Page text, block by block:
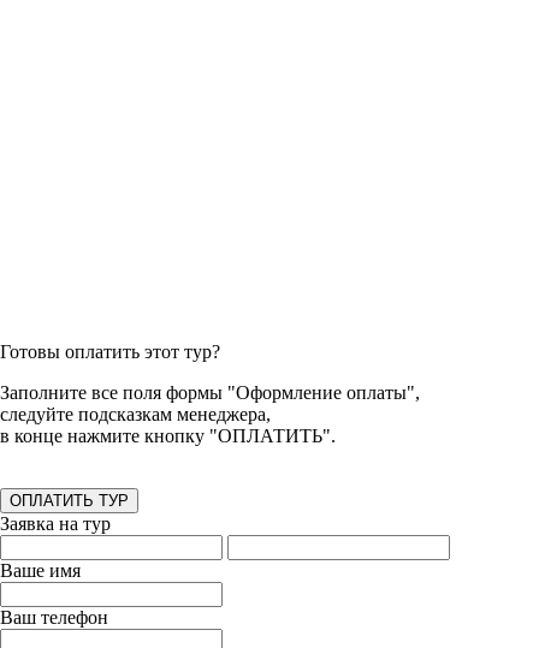
Готовы оплатить этот тур?
Заполните все поля формы "Оформление оплаты",
следуйте подсказкам менеджера,
в конце нажмите кнопку "ОПЛАТИТЬ".
ОПЛАТИТЬ ТУР
Заявка на тур
Ваше имя
Ваш телефон